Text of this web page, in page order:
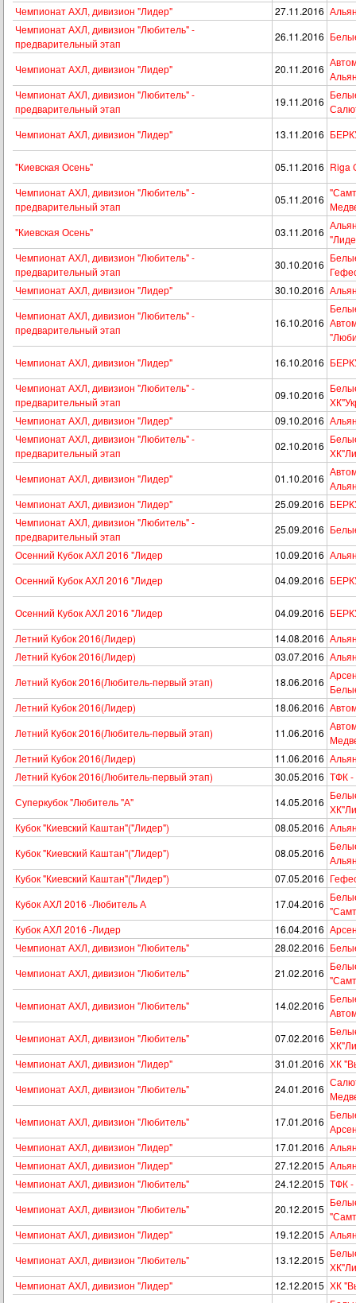
Чемпионат АХЛ, дивизион "Лидер"
27.11.2016
Чемпионат АХЛ, дивизион "Любитель" -
предварительный этап
26.11.2016
Чемпионат АХЛ, дивизион "Лидер" 20.11.2016
Чемпионат АХЛ, дивизион "Любитель" -
предварительный этап
19.11.2016
Чемпионат АХЛ, дивизион "Лидер"
13.11.2016
"Киевская Осень" 05.11.2016 Riga
Чемпионат АХЛ, дивизион "Любитель" -
предварительный этап
05.11.2016
"Киевская Осень"
03.11.2016
Чемпионат АХЛ, дивизион "Любитель" -
предварительный этап
30.10.2016
Чемпионат АХЛ, дивизион "Лидер"
30.10.2016
Чемпионат АХЛ, дивизион "Любитель" -
предварительный этап
16.10.2016
Чемпионат АХЛ, дивизион "Лидер"
16.10.2016
Чемпионат АХЛ, дивизион "Любитель" -
предварительный этап
09.10.2016
Чемпионат АХЛ, дивизион "Лидер"
09.10.2016
Чемпионат АХЛ, дивизион "Любитель" -
предварительный этап
02.10.2016
Чемпионат АХЛ, дивизион "Лидер"
01.10.2016
Чемпионат АХЛ, дивизион "Лидер"
25.09.2016
Чемпионат АХЛ, дивизион "Любитель" -
предварительный этап
25.09.2016
Осенний Кубок АХЛ 2016 "Лидер
10.09.2016
Осенний Кубок АХЛ 2016 "Лидер
04.09.2016
Осенний Кубок АХЛ 2016 "Лидер 04.09.2016
Летний Кубок 2016(Лидер)
14.08.2016
Летний Кубок 2016(Лидер)
03.07.2016
Летний Кубок 2016(Любитель-первый этап)
18.06.2016
Летний Кубок 2016(Лидер)
18.06.2016
Летний Кубок 2016(Любитель-первый этап)
11.06.2016
Летний Кубок 2016(Лидер)
11.06.2016
Летний Кубок 2016(Любитель-первый этап)
30.05.2016 ТФК
Суперкубок "Любитель "А"
14.05.2016
Кубок "Киевский Каштан"("Лидер")
08.05.2016
Кубок "Киевский Каштан"("Лидер")
08.05.2016
Кубок "Киевский Каштан"("Лидер")
07.05.2016
Кубок АХЛ 2016 -Любитель А
17.04.2016
Кубок АХЛ 2016 -Лидер
16.04.2016
Чемпионат АХЛ, дивизион "Любитель"
28.02.2016
Чемпионат АХЛ, дивизион "Любитель"
21.02.2016
Чемпионат АХЛ, дивизион "Любитель"
14.02.2016
Чемпионат АХЛ, дивизион "Любитель"
07.02.2016
Чемпионат АХЛ, дивизион "Лидер"
31.01.2016 ХК
Чемпионат АХЛ, дивизион "Любитель"
24.01.2016
Чемпионат АХЛ, дивизион "Любитель"
17.01.2016
Чемпионат АХЛ, дивизион "Лидер"
17.01.2016
Чемпионат АХЛ, дивизион "Лидер"
27.12.2015
Чемпионат АХЛ, дивизион "Любитель"
24.12.2015 ТФК
Чемпионат АХЛ, дивизион "Любитель"
20.12.2015
Чемпионат АХЛ, дивизион "Лидер"
19.12.2015
Чемпионат АХЛ, дивизион "Любитель"
13.12.2015
Чемпионат АХЛ, дивизион "Лидер"
12.12.2015 ХК